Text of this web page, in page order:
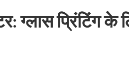
ग्लास प्रिंटिंग के